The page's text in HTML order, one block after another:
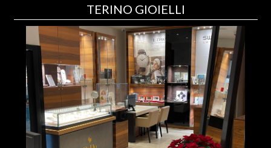
TERINO GIOIELLI